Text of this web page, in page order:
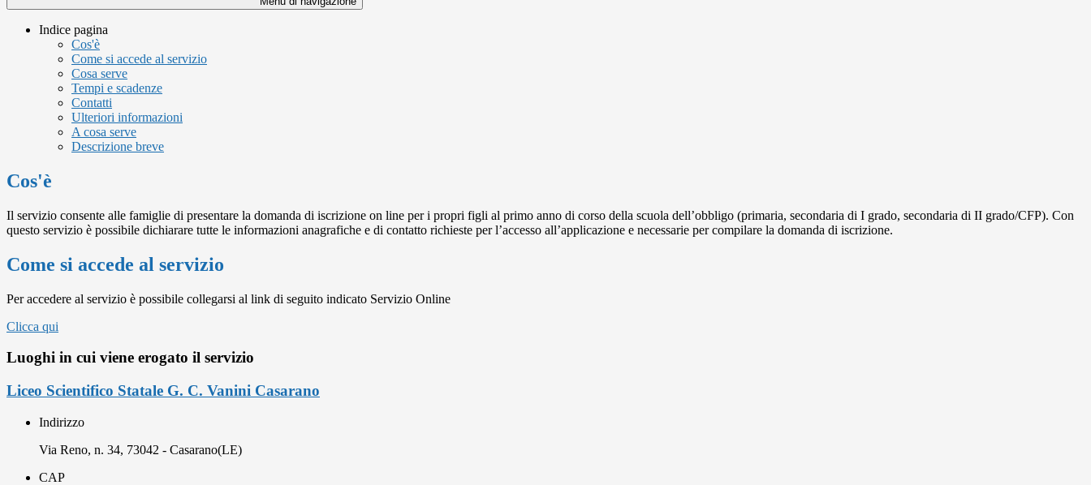
Indice pagina
Cos'è
Come si accede al servizio
Cosa serve
Tempi e scadenze
Contatti
Ulteriori informazioni
A cosa serve
Descrizione breve
Cos'è
Il servizio consente alle famiglie di presentare la domanda di iscrizione on line per i propri figli al primo anno di corso della scuola dell’obbligo (primaria, secondaria di I grado, secondaria di II grado/CFP). Con
questo servizio è possibile dichiarare tutte le informazioni anagrafiche e di contatto richieste per l’accesso all’applicazione e necessarie per compilare la domanda di iscrizione.
Come si accede al servizio
Per accedere al servizio è possibile collegarsi al link di seguito indicato Servizio Online
Clicca qui
Luoghi in cui viene erogato il servizio
Liceo Scientifico Statale G. C. Vanini Casarano
Indirizzo
Via Reno, n. 34, 73042 - Casarano(LE)
CAP